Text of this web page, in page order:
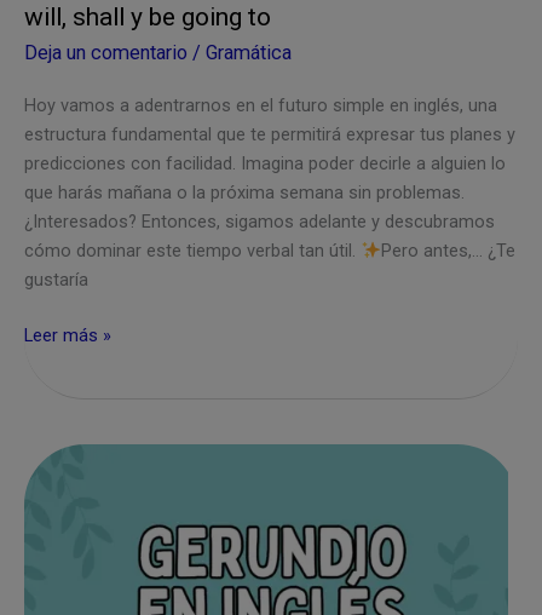
will, shall y be going to
Deja un comentario / Gramática
Hoy vamos a adentrarnos en el futuro simple en inglés, una
estructura fundamental que te permitirá expresar tus planes y
predicciones con facilidad. Imagina poder decirle a alguien lo
que harás mañana o la próxima semana sin problemas.
¿Interesados? Entonces, sigamos adelante y descubramos
cómo dominar este tiempo verbal tan útil.
Pero antes,… ¿Te
gustaría
Futuro
diferencias
Leer más »